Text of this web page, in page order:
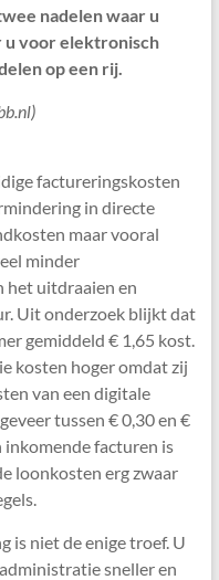
nadelen waar u
u voor elektronisch
op een rij.
factureringskosten
in directe
maar vooral
minder
het uitdraaien en
Uit onderzoek blijkt dat
gemiddeld € 1,65 kost.
kosten hoger omdat zij
van een digitale
tussen € 0,30 en €
facturen is
loonkosten erg zwaar
is niet de enige troef. U
sneller en